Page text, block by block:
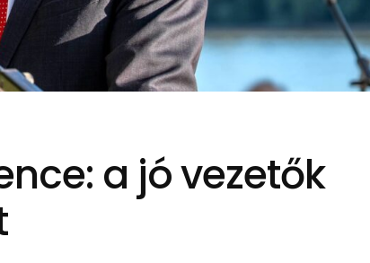
a jó vezetők